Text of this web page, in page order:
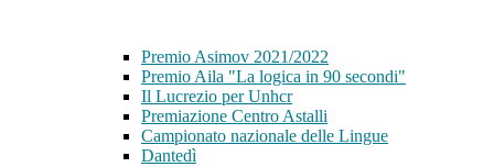
Premio Asimov 2021/2022
Premio Aila "La logica in 90 secondi"
Il Lucrezio per Unhcr
Premiazione Centro Astalli
Campionato nazionale delle Lingue
Dantedì